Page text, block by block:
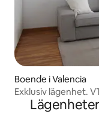
Boende i Valencia
Exklusiv lägenhet.